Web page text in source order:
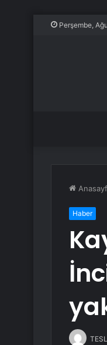
Perşembe,
Haber